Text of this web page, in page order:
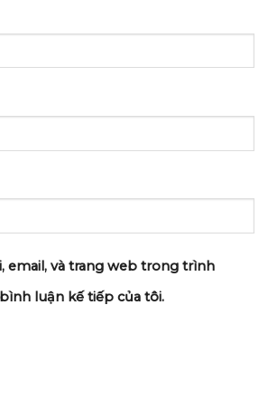
email, và trang web trong trình
luận kế tiếp của tôi.